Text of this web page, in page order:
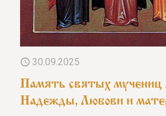
30.09.2025
Память святых мучениц
Надежды, Любови и